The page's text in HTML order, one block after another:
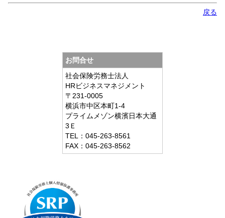
戻る
お問合せ
社会保険労務士法人
HRビジネスマネジメント
〒231-0005
横浜市中区本町1-4
プライムメゾン横濱日本大通
3Ｅ
TEL：045-263-8561
FAX：045-263-8562